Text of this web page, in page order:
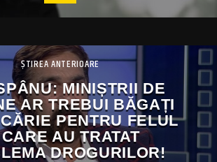
ȘTIREA ANTERIOARE
MINIȘTRII DE
AR TREBUI BĂGAȚI
PENTRU FELUL
AU TRATAT
DROGURILOR!